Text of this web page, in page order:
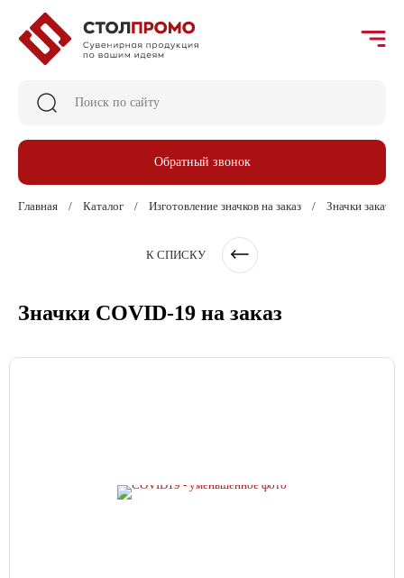
Обратный звонок
Главная Каталог Изготовление значков на заказ Значки
К СПИСКУ
Значки COVID-19 на заказ